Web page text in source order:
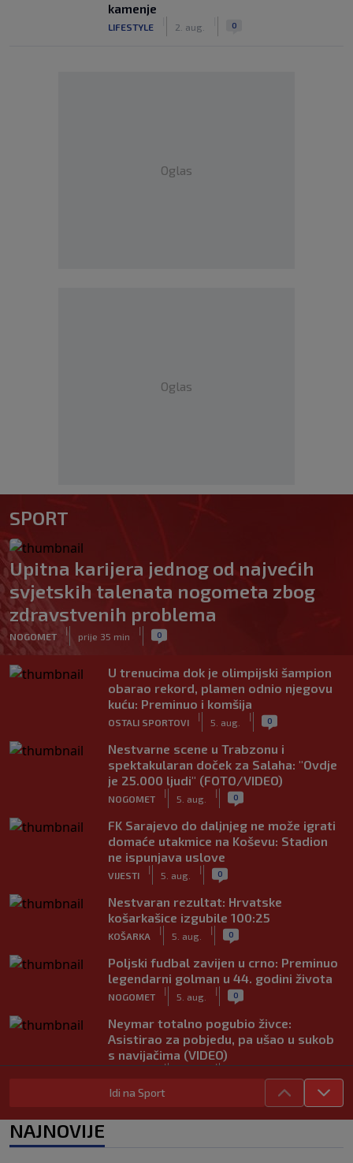
kamenje
LIFESTYLE 2. aug. 0
Oglas
Oglas
SPORT
Upitna karijera jednog od najvećih
svjetskih talenata nogometa zbog
zdravstvenih problema
NOGOMET
|
prije 35 min
| 0
U trenucima dok je olimpijski šampion
obarao rekord, plamen odnio njegovu
kuću: Preminuo i komšija
OSTALI SPORTOVI
|
5. aug.
| 0
Nestvarne scene u Trabzonu i
spektakularan doček za Salaha: "Ovdje
je 25.000 ljudi" (FOTO/VIDEO)
NOGOMET
|
5. aug.
| 0
FK Sarajevo do daljnjeg ne može igrati
domaće utakmice na Koševu: Stadion
ne ispunjava uslove
VIJESTI
|
5. aug.
| 0
Nestvaran rezultat: Hrvatske
košarkašice izgubile 100:25
KOŠARKA
|
5. aug.
| 0
Poljski fudbal zavijen u crno: Preminuo
legendarni golman u 44. godini života
NOGOMET
|
5. aug.
| 0
Neymar totalno pogubio živce:
Asistirao za pobjedu, pa ušao u sukob
s navijačima (VIDEO)
| |
Real Madrid blizu dogovora
Idi na Sport
NAJNOVIJE